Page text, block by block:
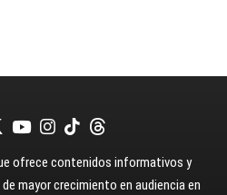
ofrece contenidos informativos y
mayor crecimiento en audiencia en